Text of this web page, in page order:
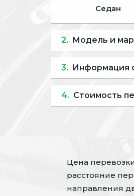
Седан
2. Модель и
3. Информация
4. Стоимость
Цена
расстояние
направления